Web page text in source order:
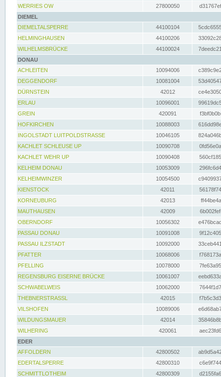
WERRIES OW
27800050
DIEMEL
DIEMELTALSPERRE
44100104
HELMINGHAUSEN
44100206
WILHELMSBRÜCKE
44100024
DONAU
ACHLEITEN
10094006
DEGGENDORF
10081004
DÜRNSTEIN
42012
ERLAU
10096001
GREIN
420091
HOFKIRCHEN
10088003
INGOLSTADT LUITPOLDSTRASSE
10046105
KACHLET SCHLEUSE UP
10090708
KACHLET WEHR UP
10090408
KELHEIM DONAU
10053009
KELHEIMWINZER
10054500
KIENSTOCK
42011
KORNEUBURG
42013
MAUTHAUSEN
42009
OBERNDORF
10056302
PASSAU DONAU
10091008
PASSAU ILZSTADT
10092000
PFATTER
10068006
PFELLING
10078000
REGENSBURG EISERNE BRÜCKE
10061007
SCHWABELWEIS
10062000
THEBNERSTRASSL
42015
VILSHOFEN
10089006
WILDUNGSMAUER
42014
WILHERING
420061
EDER
AFFOLDERN
42800502
EDERTALSPERRE
42800310
SCHMITTLOTHEIM
42800309